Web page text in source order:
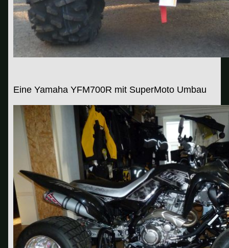
Eine Yamaha YFM700R mit SuperMoto Umbau